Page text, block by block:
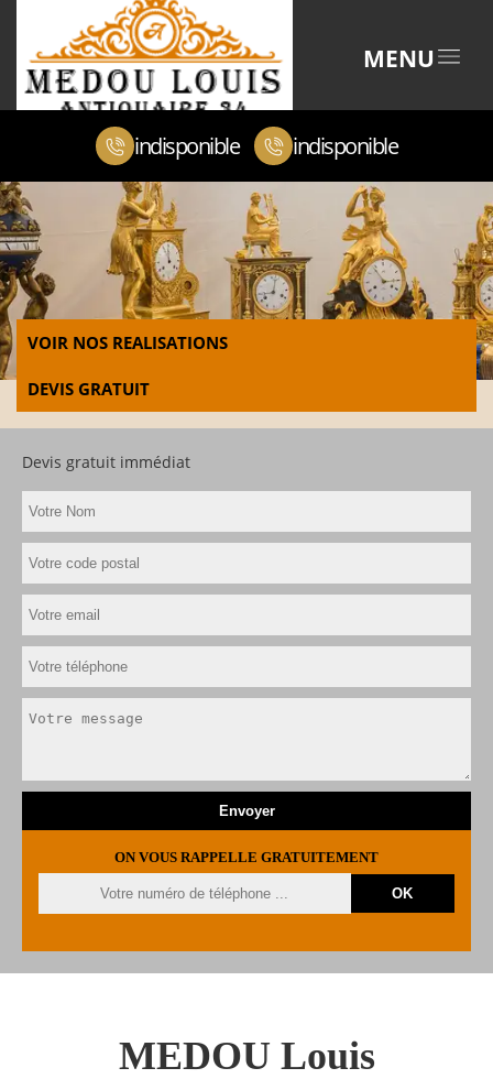
MENU
indisponible indisponible
VOIR NOS REALISATIONS
DEVIS GRATUIT
Devis gratuit immédiat
ON VOUS RAPPELLE GRATUITEMENT
MEDOU Louis